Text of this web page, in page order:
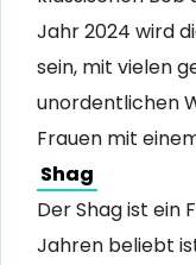
Jahr 2024 wird
sein, mit vielen
unordentlichen
Frauen mit
Shag
Der Shag ist ein
Jahren beliebt